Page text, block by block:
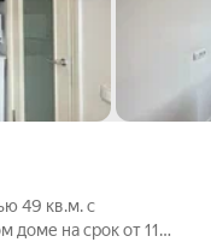
49 кв.м. с
доме на срок от 11